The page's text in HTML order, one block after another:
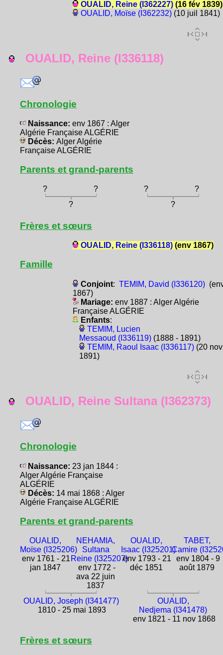
OUALID, Reine (I362227)(16 fév 1839)
OUALID, Moïse (I362232)(10 juil 1841)
OUALID, Reine (I336118)
Chronologie
Naissance: env 1867 : Alger
Algérie Française ALGÉRIE
Décès: Alger Algérie
Française ALGÉRIE
Parents et grand-parents
? ? ?
?
?
?
Frères et sœurs
OUALID, Reine (I336118)(env 1867)
Famille
Conjoint: TEMIM, David (I336120)
1867)
Mariage: env 1887 : Alger Algérie
Française ALGÉRIE
Enfants:
TEMIM, Lucien
Messaoud (I336119)(1888 - 1891)
TEMIM, Raoul Isaac (I336117)(20 nov
1891)
OUALID, Reine Sultana (I362373)
Chronologie
Naissance: 23 jan 1844 :
Alger Algérie Française
ALGÉRIE
Décès: 14 mai 1868 : Alger
Algérie Française ALGÉRIE
Parents et grand-parents
OUALID,
Moïse (I325206)
env 1761 - 21
jan 1847
NEHAMIA,
Sultana
Reine (I325207)
env 1772 -
ava 22 juin
1837
OUALID,
Isaac (I325201)
env 1793 - 21
déc 1851
TABET,
Camire
env 1804 - 9
août 1879
OUALID, Joseph (I341477)
1810 - 25 mai 1893
OUALID,
Nedjema (I341478)
env 1821 - 11 nov 1868
Frères et sœurs